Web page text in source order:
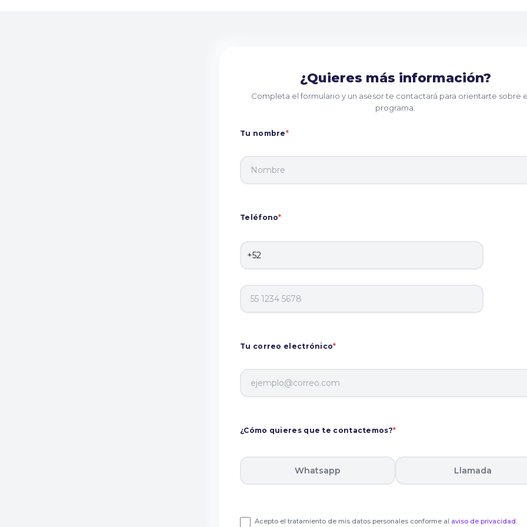
¿Quieres más información?
Completa el formulario y un asesor te contactará para orientarte sobre
programa.
Tu nombre*
Teléfono*
Tu correo electrónico*
¿Cómo quieres que te contactemos?*
Whatsapp Llamada
Acepto el tratamiento de mis datos personales conforme al aviso de privacidad